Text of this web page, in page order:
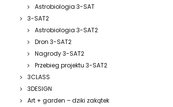
Astrobiologia 3-SAT
3-SAT2
Astrobiologia 3-SAT2
Dron 3-SAT2
Nagrody 3-SAT2
Przebieg projektu 3-SAT2
3CLASS
3DESIGN
Art + garden – dziki zakątek